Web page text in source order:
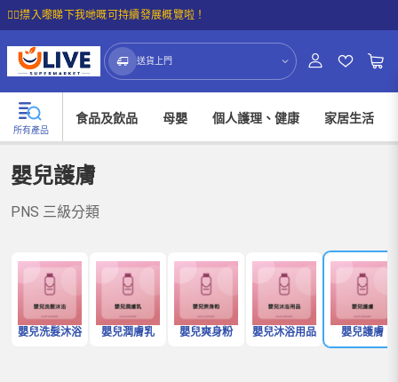
☝🏼㩒入嚟睇下我哋嘅可持續發展概覽啦！
送貨上門
所有產品
食品及飲品 母嬰 個人護理、健康 家居生活
嬰兒護膚
PNS 三級分類
嬰兒洗髮沐浴 嬰兒潤膚乳 嬰兒爽身粉 嬰兒沐浴用品 嬰兒護膚